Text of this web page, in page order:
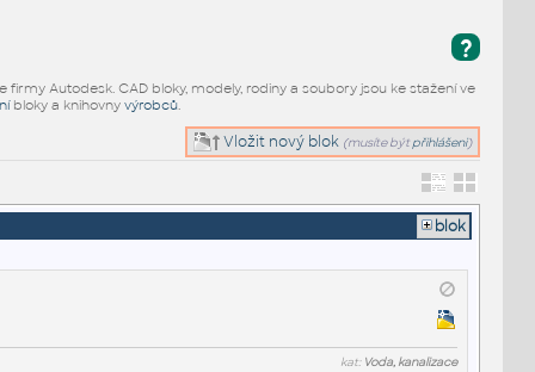
?
firmy Autodesk. CAD bloky, modely, rodiny a soubory jsou ke stažení ve
bloky a knihovny výrobců.
Vložit nový blok (musíte být přihlášeni)
blok
kat: Voda, kanalizace